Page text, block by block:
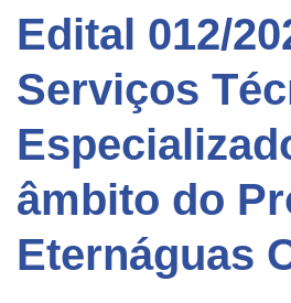
Edital 012/
Serviços
âmbito do
Eternáguas